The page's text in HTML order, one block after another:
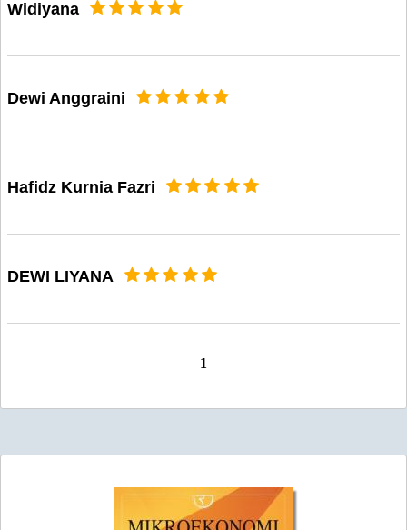
Widiyana
Dewi Anggraini
Hafidz Kurnia Fazri
DEWI LIYANA
1